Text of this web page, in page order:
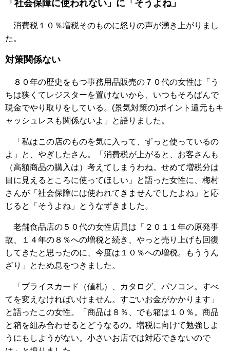
「社会保障に使われない」に「そうよね」
消費税１０％増税そのものに怒りの声が湧き上がりまし
た。
対策関係ない
８０年の歴史をもつ事務用品販売の７０代の女性は「う
ちは狭くてレジスターを置けないから、いつもそろばんで
現金でやり取りをしている。(景気対策の)ポイント還元もキ
ャッシュレスも関係ないよ」と語りました。
「私はこの店のものを気に入って、ずっと使っているの
よ」と、やぎしたさん。「消費税が上がると、お客さんも
（高額商品の購入は）考えてしまうわね。せめて増税分は
目に見えるところに使ってほしい」と語った女性に、梅村
さんが「社会保障には使われてきませんでしたよね」と応
じると「そうよね」とうなずきました。
老舗食品店の５０代の女性店員は「２０１１年の原発事
故、１４年の８％への増税と続き、やっと売り上げも回復
してきたと思ったのに、今度は１０％への増税。もううん
ざり」とため息をつきました。
「プライスカード（値札）、カタログ、パソコン。すべ
てを変えなければいけません。すごいお金がかかります」
と語ったこの女性。「商品は８％、でも箱は１０％。商品
と箱を組み合わせるとどうなるの。増税に向けて勉強しよ
うにもしようがない。小さいお店では対応できないので